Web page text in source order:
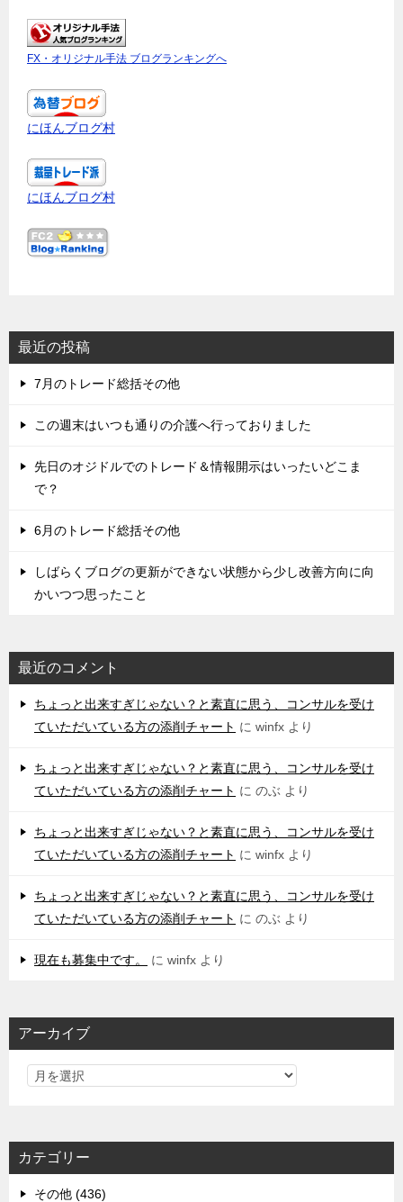
FX・オリジナル手法 ブログランキングへ
にほんブログ村
にほんブログ村
最近の投稿
7月のトレード総括その他
この週末はいつも通りの介護へ行っておりました
先日のオジドルでのトレード＆情報開示はいったいどこま
で？
6月のトレード総括その他
しばらくブログの更新ができない状態から少し改善方向に向
かいつつ思ったこと
最近のコメント
ちょっと出来すぎじゃない？と素直に思う、コンサルを受け
ていただいている方の添削チャート に winfx より
ちょっと出来すぎじゃない？と素直に思う、コンサルを受け
ていただいている方の添削チャート に のぶ より
ちょっと出来すぎじゃない？と素直に思う、コンサルを受け
ていただいている方の添削チャート に winfx より
ちょっと出来すぎじゃない？と素直に思う、コンサルを受け
ていただいている方の添削チャート に のぶ より
現在も募集中です。 に winfx より
アーカイブ
カテゴリー
その他 (436)